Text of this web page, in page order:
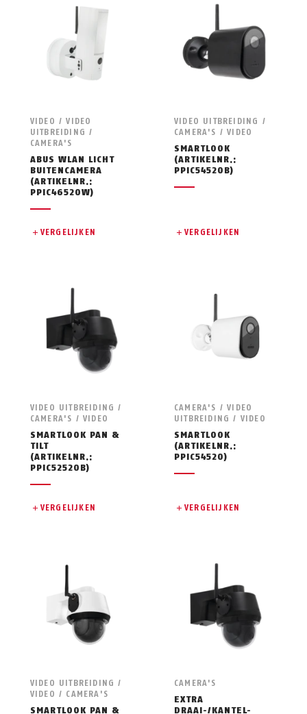
VIDEO / VIDEO
UITBREIDING /
CAMERA'S
ABUS WLAN LICHT
BUITENCAMERA
(ARTIKELNR.:
PPIC46520W)
VERGELIJKEN
VIDEO UITBREIDING /
CAMERA'S / VIDEO
SMARTLOOK
(ARTIKELNR.:
PPIC54520B)
VERGELIJKEN
VIDEO UITBREIDING /
CAMERA'S / VIDEO
SMARTLOOK PAN &
TILT
(ARTIKELNR.:
PPIC52520B)
VERGELIJKEN
CAMERA'S / VIDEO
UITBREIDING / VIDEO
SMARTLOOK
(ARTIKELNR.:
PPIC54520)
VERGELIJKEN
VIDEO UITBREIDING /
VIDEO / CAMERA'S
SMARTLOOK PAN &
CAMERA'S
EXTRA
DRAAI-/KANTEL-